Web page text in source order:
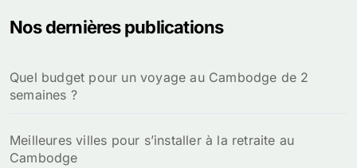
Nos dernières publications
Quel budget pour un voyage au Cambodge de 2
semaines ?
Meilleures villes pour s’installer à la retraite au
Cambodge